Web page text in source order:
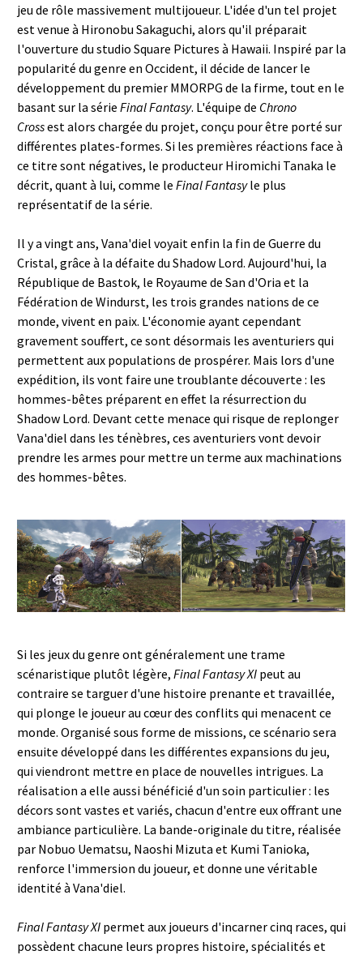
jeu de rôle massivement multijoueur. L'idée d'un tel projet
est venue à Hironobu Sakaguchi, alors qu'il préparait
l'ouverture du studio Square Pictures à Hawaii. Inspiré par la
popularité du genre en Occident, il décide de lancer le
développement du premier MMORPG de la firme, tout en le
basant sur la série Final Fantasy. L'équipe de Chrono
Crossest alors chargée du projet, conçu pour être porté sur
différentes plates-formes. Si les premières réactions face à
ce titre sont négatives, le producteur Hiromichi Tanaka le
décrit, quant à lui, comme le Final Fantasyle plus
représentatif de la série.
Il y a vingt ans, Vana'diel voyait enfin la fin de Guerre du
Cristal, grâce à la défaite du Shadow Lord. Aujourd'hui, la
République de Bastok, le Royaume de San d'Oria et la
Fédération de Windurst, les trois grandes nations de ce
monde, vivent en paix. L'économie ayant cependant
gravement souffert, ce sont désormais les aventuriers qui
permettent aux populations de prospérer. Mais lors d'une
expédition, ils vont faire une troublante découverte : les
hommes-bêtes préparent en effet la résurrection du
Shadow Lord. Devant cette menace qui risque de replonger
Vana'diel dans les ténèbres, ces aventuriers vont devoir
prendre les armes pour mettre un terme aux machinations
des hommes-bêtes.
Si les jeux du genre ont généralement une trame
scénaristique plutôt légère, Final Fantasy XI peut au
contraire se targuer d'une histoire prenante et travaillée,
qui plonge le joueur au cœur des conflits qui menacent ce
monde. Organisé sous forme de missions, ce scénario sera
ensuite développé dans les différentes expansions du jeu,
qui viendront mettre en place de nouvelles intrigues. La
réalisation a elle aussi bénéficié d'un soin particulier : les
décors sont vastes et variés, chacun d'entre eux offrant une
ambiance particulière. La bande-originale du titre, réalisée
par Nobuo Uematsu, Naoshi Mizuta et Kumi Tanioka,
renforce l'immersion du joueur, et donne une véritable
identité à Vana'diel.
Final Fantasy XI permet aux joueurs d'incarner cinq races, qui
possèdent chacune leurs propres histoire, spécialités et